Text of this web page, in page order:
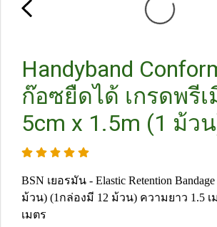
Handyband
ก๊อซยืดได้ เกรดพรีเ
5cm x 1.5m (1 ม้ว
BSN เยอรมัน - Elastic Retention
ม้วน) (1กล่องมี 12 ม้วน) ความยาว 1.5 เ
เมตร